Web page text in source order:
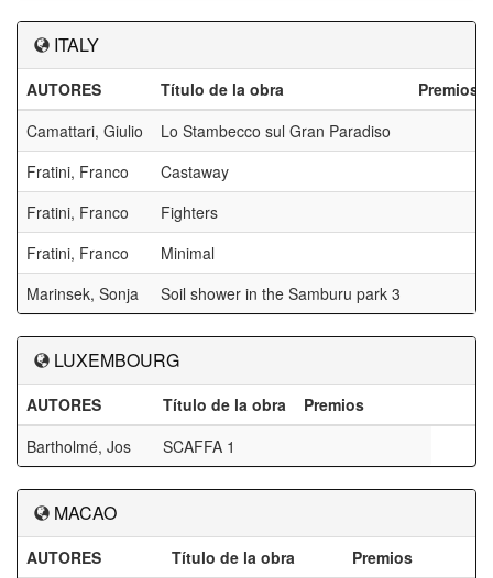
ITALY
AUTORES Título de la obra
Premios
Camattari, Giulio
Lo Stambecco sul Gran Paradiso
Fratini, Franco
Castaway
Fratini, Franco
Fighters
Fratini, Franco
Minimal
Marinsek, Sonja
Soil shower in the Samburu park 3
LUXEMBOURG
AUTORES Título de la obra
Premios
Bartholmé, Jos
SCAFFA 1
MACAO
AUTORES Título de la obra
Premios